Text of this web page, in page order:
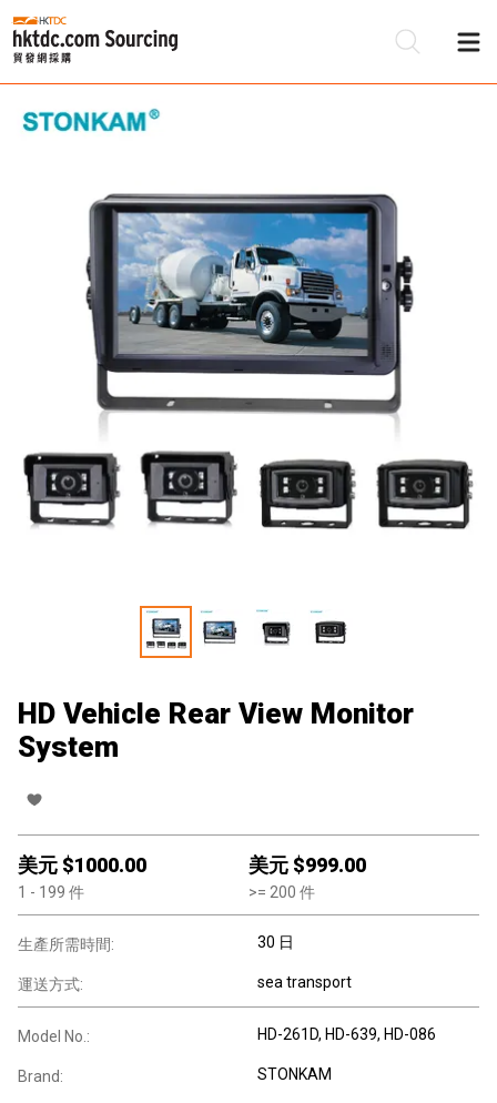
HD Vehicle Rear View Monitor
System
美元 $1000.00
1 - 199 件
美元 $999.00
>= 200 件
生產所需時間: 30 日
運送方式: sea transport
Model No.: HD-261D, HD-639, HD-086
Brand: STONKAM